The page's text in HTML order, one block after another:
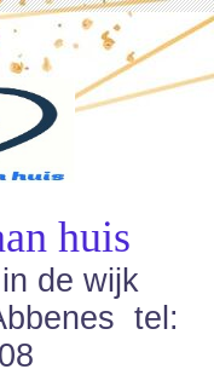
huis
de wijk
tel: